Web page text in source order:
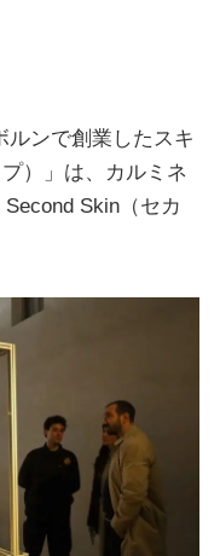
ルンで創業したスキ
）」は、カルミネ
Skin（セカ